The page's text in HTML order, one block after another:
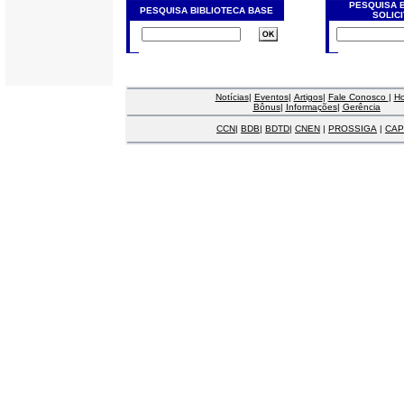
PESQUISA BIBLIOTECA BASE
PESQUISA
Notícias| Eventos| Artigos| Fale Conosco |
Bônus| Informações| Gerência
CCN| BDB| BDTD| CNEN | PROSSIGA |